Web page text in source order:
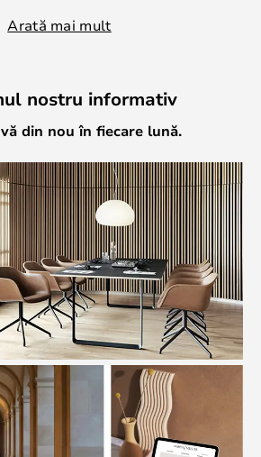
Arată mai mult
nostru informativ
din nou în fiecare lună.